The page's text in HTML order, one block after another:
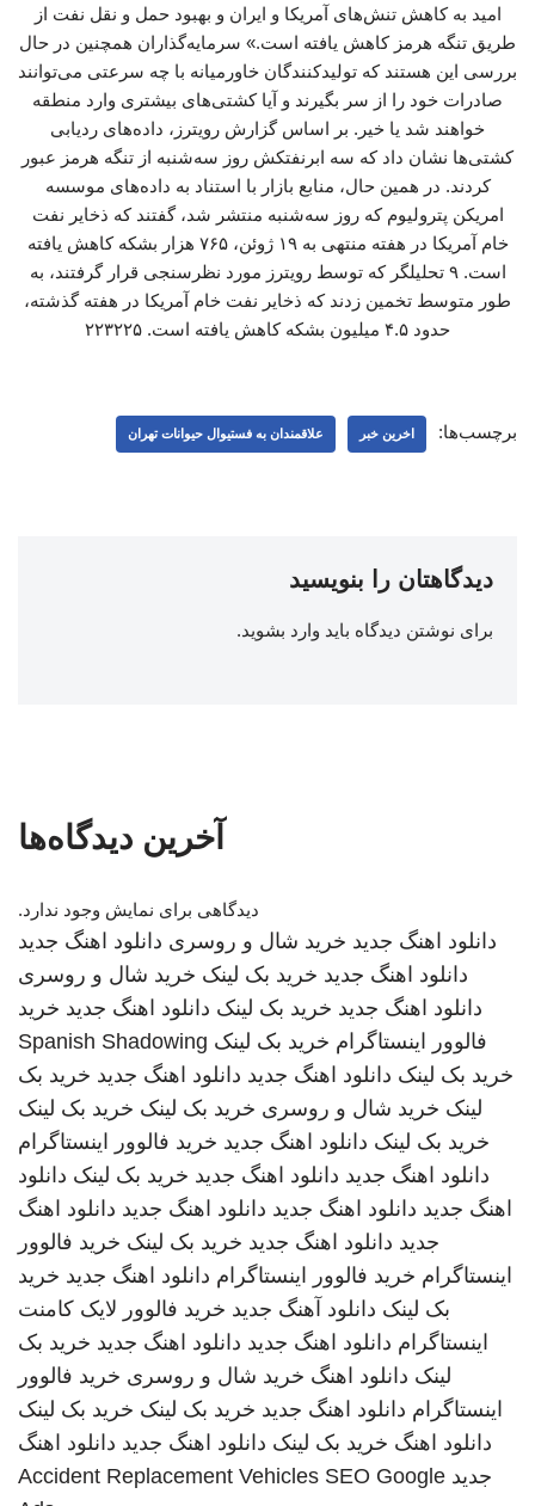
امید به کاهش تنش‌های آمریکا و ایران و بهبود حمل و نقل نفت از
طریق تنگه هرمز کاهش یافته است.» سرمایه‌گذاران همچنین در حال
بررسی این هستند که تولیدکنندگان خاورمیانه با چه سرعتی می‌توانند
صادرات خود را از سر بگیرند و آیا کشتی‌های بیشتری وارد منطقه
خواهند شد یا خیر. بر اساس گزارش رویترز، داده‌های ردیابی
کشتی‌ها نشان داد که سه ابرنفتکش روز سه‌شنبه از تنگه هرمز عبور
کردند. در همین حال، منابع بازار با استناد به داده‌های موسسه
امریکن پترولیوم که روز سه‌شنبه منتشر شد، گفتند که ذخایر نفت
خام آمریکا در هفته منتهی به ۱۹ ژوئن، ۷۶۵ هزار بشکه کاهش یافته
است. ۹ تحلیلگر که توسط رویترز مورد نظرسنجی قرار گرفتند، به
طور متوسط تخمین زدند که ذخایر نفت خام آمریکا در هفته گذشته،
حدود ۴.۵ میلیون بشکه کاهش یافته است. ۲۲۳۲۲۵
برچسب‌ها: اخرین خبر علاقمندان به فستیوال حیوانات تهران
دیدگاهتان را بنویسید
برای نوشتن دیدگاه باید وارد بشوید.
آخرین دیدگاه‌ها
دیدگاهی برای نمایش وجود ندارد.
دانلود اهنگ جدید خرید شال و روسری دانلود اهنگ جدید
دانلود اهنگ جدید خرید بک لینک خرید شال و روسری
دانلود اهنگ جدید خرید بک لینک دانلود اهنگ جدید خرید
فالوور اینستاگرام خرید بک لینک Spanish Shadowing
خرید بک لینک دانلود اهنگ جدید دانلود اهنگ جدید خرید بک
لینک خرید شال و روسری خرید بک لینک خرید بک لینک
خرید بک لینک دانلود اهنگ جدید خرید فالوور اینستاگرام
دانلود اهنگ جدید دانلود اهنگ جدید خرید بک لینک دانلود
اهنگ جدید دانلود اهنگ جدید دانلود اهنگ جدید دانلود اهنگ
جدید دانلود اهنگ جدید خرید بک لینک خرید فالوور
اینستاگرام خرید فالوور اینستاگرام دانلود اهنگ جدید خرید
بک لینک دانلود آهنگ جدید خرید فالوور لایک کامنت
اینستاگرام دانلود اهنگ جدید دانلود اهنگ جدید خرید بک
لینک دانلود اهنگ خرید شال و روسری خرید فالوور
اینستاگرام دانلود اهنگ جدید خرید بک لینک خرید بک لینک
دانلود اهنگ خرید بک لینک دانلود اهنگ جدید دانلود اهنگ
جدید
Accident Replacement Vehicles SEO Google